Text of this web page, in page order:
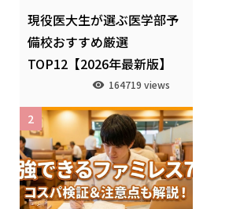
現役医大生が選ぶ医学部予
備校おすすめ厳選
TOP12【2026年最新版】
164719 views
2